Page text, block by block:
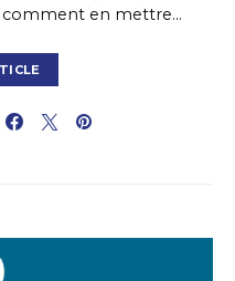
comment en mettre…